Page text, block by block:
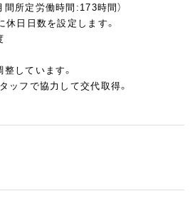
所定労働時間:173時間）
日日数を設定します。
しています。
ッフで協力して交代取得。